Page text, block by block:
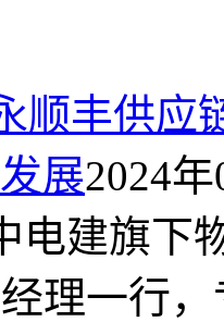
顺丰供应
展2024
电建旗下
理一行